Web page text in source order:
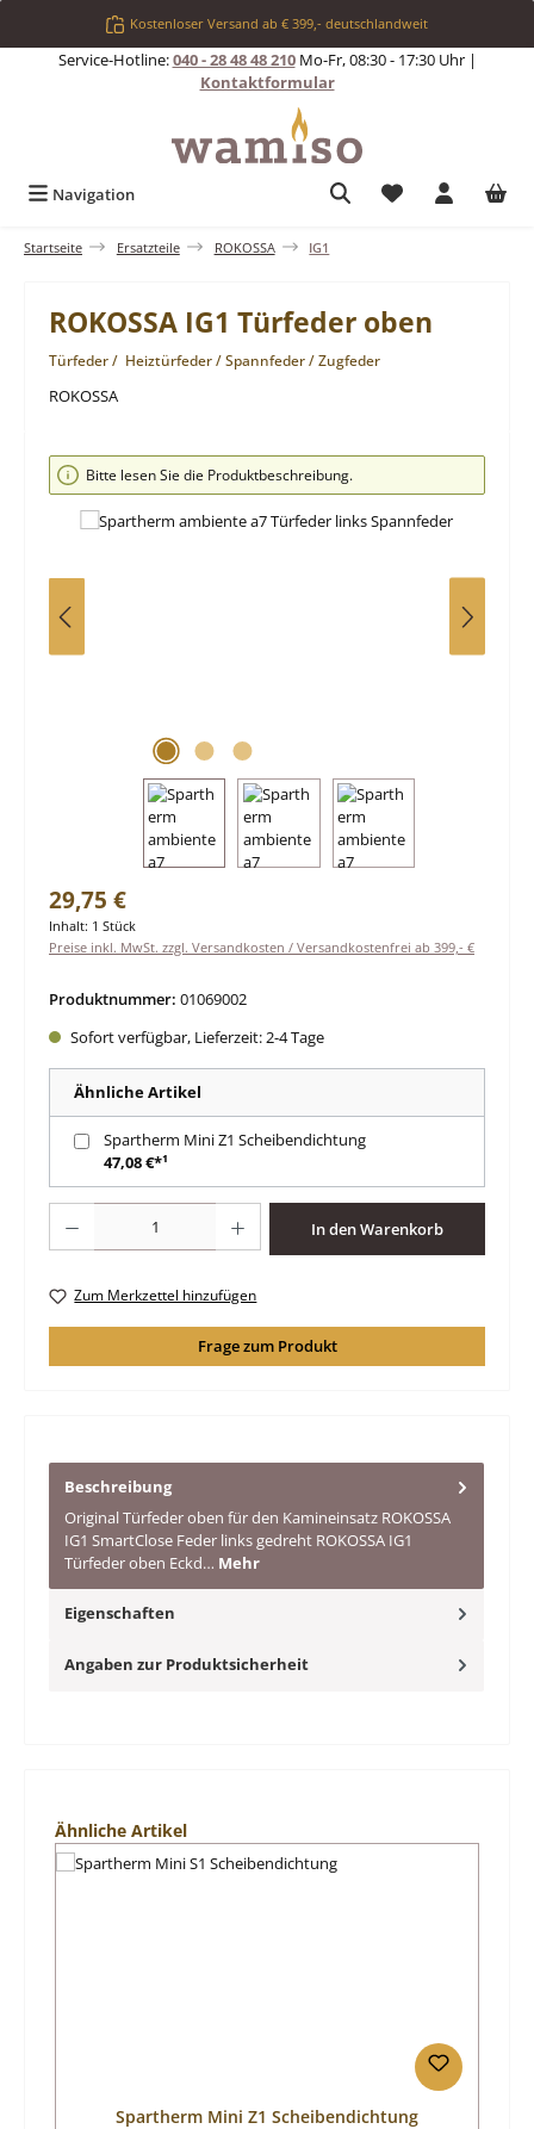
Zum Hauptinhalt springenKostenloser Versand ab € 399,- deutschlandweit
Service-Hotline:040 - 28 48 48 210Mo-Fr, 08:30 - 17:30 Uhr |
Kontaktformular
Navigation Du hast 0
Startseite Ersatzteile ROKOSSA IG1
ROKOSSA IG1 Türfeder oben
Türfeder / Heiztürfeder / Spannfeder / Zugfeder
ROKOSSA
Bildergalerie überspringen
Bitte lesen Sie die Produktbeschreibung.
Regulärer Preis:
29,75 €
Inhalt: 1 Stück
Preise inkl. MwSt. zzgl. Versandkosten / Versandkostenfrei ab 399,- €
Produktnummer: 01069002
Sofort verfügbar, Lieferzeit: 2-4 Tage
Ähnliche Artikel
Spartherm Mini Z1 Scheibendichtung
47,08 €*¹
In den Warenkorb
Zum Merkzettel hinzufügen
Frage zum Produkt
Beschreibung
Original Türfeder oben für den Kamineinsatz ROKOSSA
IG1 SmartClose Feder links gedreht ROKOSSA IG1
Türfeder oben Eckd… Mehr
Eigenschaften
Angaben zur Produktsicherheit
Produktgalerie überspringen
Ähnliche Artikel
Spartherm Mini Z1 Scheibendichtung